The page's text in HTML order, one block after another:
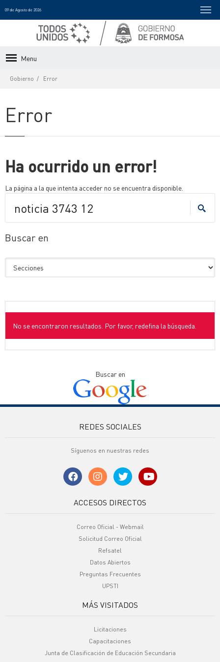
09 de Agosto de 2026
Menu
Gobierno Error
Error
Ha ocurrido un error!
La página a la que intenta acceder no se encuentra disponible.
Buscar en
No se encontraron resultados. Por favor, redefina la búsqueda.
Buscar en
REDES SOCIALES
Síguenos en nuestras redes
ACCESOS DIRECTOS
Correo Oficial - Webmail
Solicitud Correo Oficial
Refsatel
Datos Abiertos
Preguntas Frecuentes
UPSTI
MÁS VISITADOS
Licitaciones
Capacitaciones
Junta de Clasificación de Educación Secundaria